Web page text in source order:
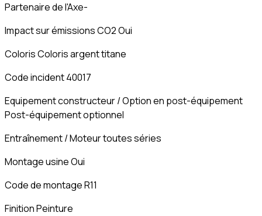
Partenaire de l'Axe-
Impact sur émissions CO2 Oui
Coloris Coloris argent titane
Code incident 40017
Equipement constructeur / Option en post-équipement
Post-équipement optionnel
Entraînement / Moteur toutes séries
Montage usine Oui
Code de montage R11
Finition Peinture